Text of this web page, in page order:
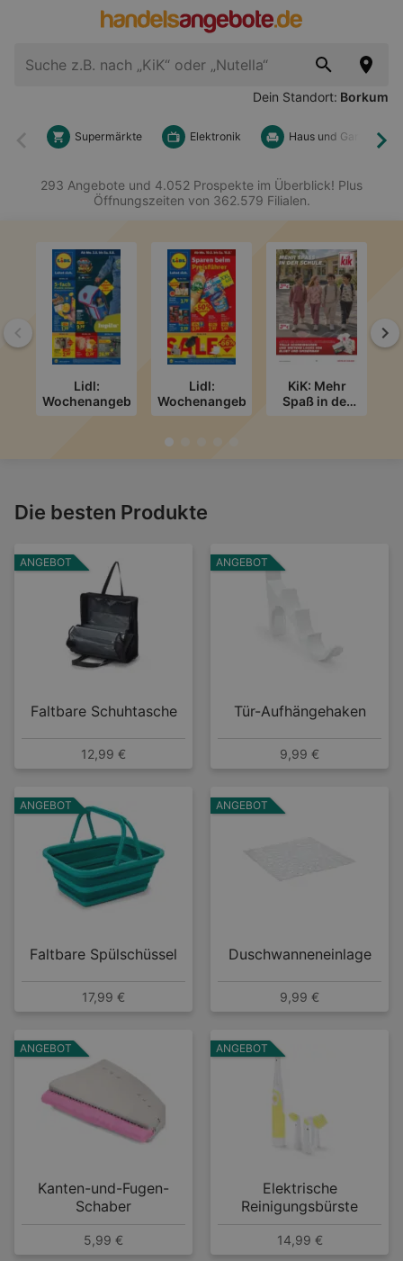
Dein Standort: Borkum
Zurück
Supermärkte Elektronik Haus und Garten
293 Angebote und 4.052 Prospekte im Überblick! Plus
Öffnungszeiten von 362.579 Filialen.
Zurück
Lidl:
Wochenangebote
Lidl:
Wochenangebote
KiK: Mehr
Spaß in der
Die besten Produkte
ANGEBOT
Faltbare Schuhtasche
12,99 €
ANGEBOT
Tür-Aufhängehaken
9,99 €
ANGEBOT
Faltbare Spülschüssel
17,99 €
ANGEBOT
Duschwanneneinlage
9,99 €
ANGEBOT
Kanten-und-Fugen-
Schaber
5,99 €
ANGEBOT
Elektrische
Reinigungsbürste
14,99 €